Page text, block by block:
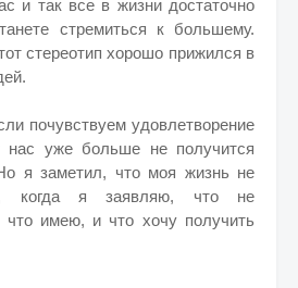
и так все в жизни достаточно
стремиться к большему.
стереотип хорошо прижился в
почувствуем удовлетворение
нас уже больше не получится
я заметил, что моя жизнь не
когда я заявляю, что не
что имею, и что хочу получить